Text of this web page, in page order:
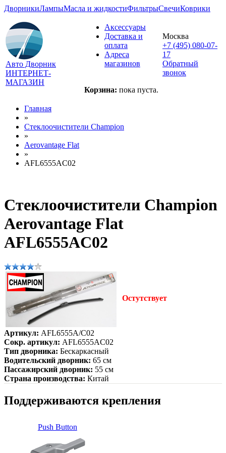
ДворникиЛампыМасла и жидкостиФильтрыСвечиКоврики
Авто Дворник
ИНТЕРНЕТ-
МАГАЗИН
Аксессуары
Доставка и
оплата
Адреса
магазинов
Корзина: пока пуста.
Москва
+7 (495) 080-07-
17
Обратный
звонок
Главная
»
Стеклоочистители Champion
»
Aerovantage Flat
»
AFL6555AC02
Стеклоочистители Champion
Aerovantage Flat
AFL6555AC02
Остутствует
Артикул: AFL6555A/C02
Сокр. артикул: AFL6555AC02
Тип дворника: Бескаркасный
Водительский дворник: 65 см
Пассажирский дворник: 55 см
Страна производства: Китай
Поддерживаются крепления
Push Button